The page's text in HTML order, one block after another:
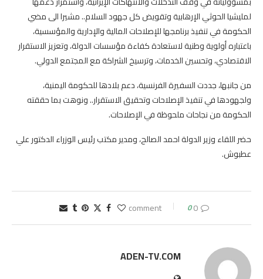
لمليشيا الحوثي الإرهابية وتقويض كل جهود السلام.. مشيرا الى مضي
الحكومة في تنفيذ برنامجها للإصلاحات المالية والإدارية والمؤسسية،
باعتباره أولوية وطنية لاستعادة كفاءة مؤسسات الدولة، وتعزيز الاستقرار
الاقتصادي، وتحسين الخدمات، وترسيخ الشراكة مع المجتمع الدولي.
من جانبها، جددت السفيرة الفرنسية، دعم بلادها للحكومة اليمنية،
ولجهودها في تنفيذ الإصلاحات وتحقيق الاستقرار.. ونوهت بما حققته
الحكومة من نجاحات ملحوظة في الإصلاحات.
حضر اللقاء وزير الدولة احمد الصالح، ومدير مكتب رئيس الوزراء الدكتور علي
عطبوش.
0 comment
0
ADEN-TV.COM